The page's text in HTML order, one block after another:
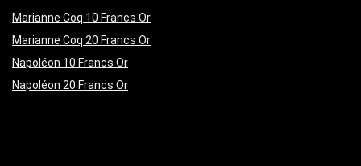
Marianne Coq 10 Francs Or
Marianne Coq 20 Francs Or
Napoléon 10 Francs Or
Napoléon 20 Francs Or